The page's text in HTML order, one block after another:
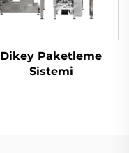
Dikey Paketleme
Sistemi